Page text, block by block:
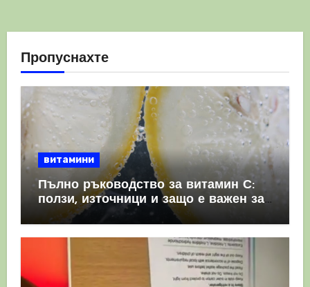
Пропуснахте
витамини
Пълно ръководство за витамин С:
ползи, източници и защо е важен за
имунната система